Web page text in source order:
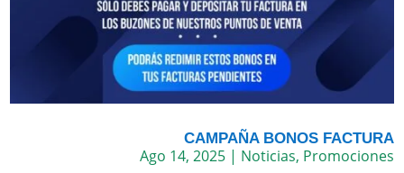
CAMPAÑA BONOS FACTURA
Ago 14, 2025| Noticias, Promociones